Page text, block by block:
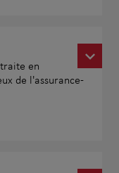
en
de l'assurance-